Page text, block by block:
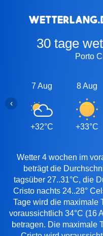
30 tage
Porto
7 Aug
+32°C
8 Aug
+33°C
‹
Wetter 4 wochen im
beträgt die
tagsüber 27..31°C, die
Cristo nachts 24..28°
Tage wird die maximale
voraussichtlich 34°C (16
betragen. Die maximale